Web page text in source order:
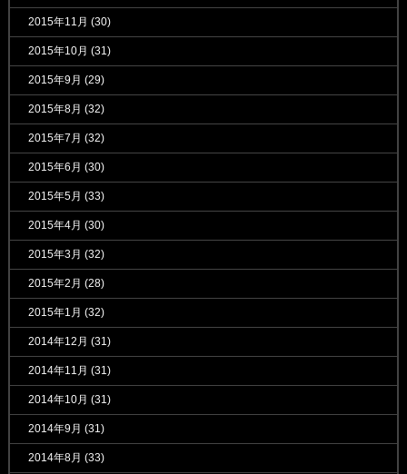
2015年11月 (30)
2015年10月 (31)
2015年9月 (29)
2015年8月 (32)
2015年7月 (32)
2015年6月 (30)
2015年5月 (33)
2015年4月 (30)
2015年3月 (32)
2015年2月 (28)
2015年1月 (32)
2014年12月 (31)
2014年11月 (31)
2014年10月 (31)
2014年9月 (31)
2014年8月 (33)